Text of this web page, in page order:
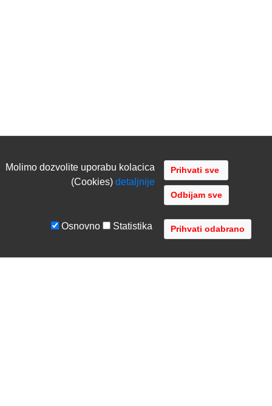
Molimo dozvolite uporabu kolacica
(Cookies)detaljnije
Odbijam sve
Osnovno Statistika